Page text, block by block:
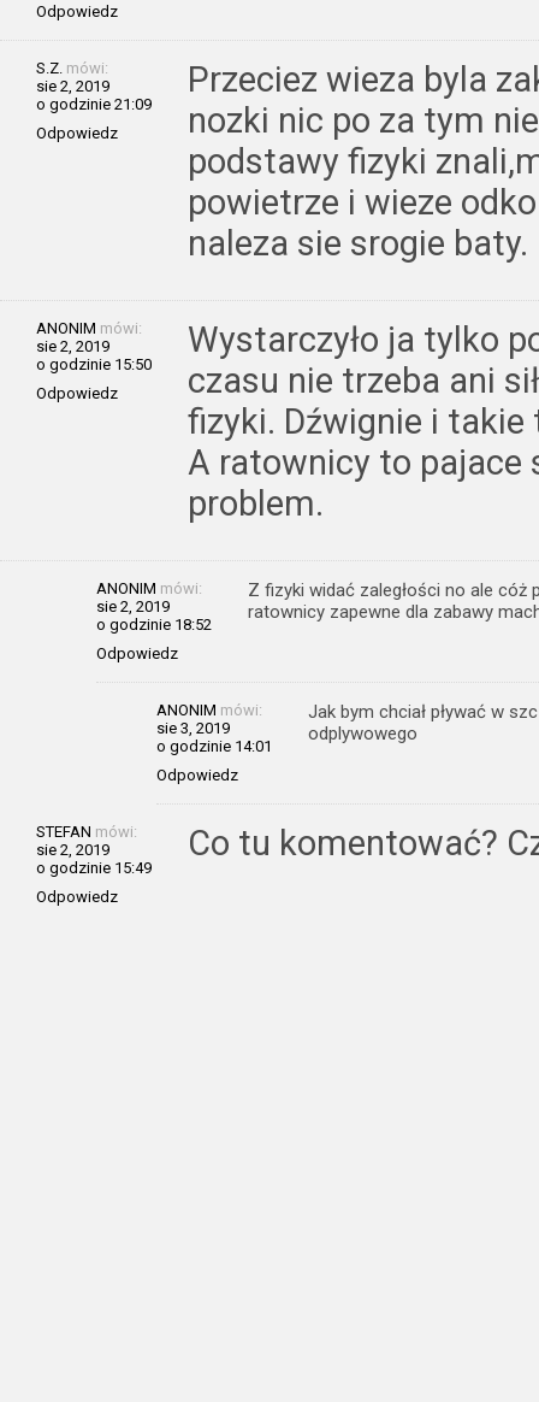
Odpowiedz
S.Z. mówi:
sie 2, 2019
o godzinie 21:09
Odpowiedz
Przeciez wieza byla
nozki nic po za tym
podstawy fizyki
powietrze i wieze
naleza sie srogie baty.
ANONIM mówi:
sie 2, 2019
o godzinie 15:50
Odpowiedz
Wystarczyło ja tylko
czasu nie trzeba ani
fizyki. Dźwignie i takie
A ratownicy to
problem.
ANONIM mówi:
sie 2, 2019
o godzinie 18:52
Odpowiedz
Z fizyki widać zaległości no ale
ratownicy zapewne dla zabawy
ANONIM mówi:
sie 3, 2019
o godzinie 14:01
Odpowiedz
Jak bym chciał pływać w
odplywowego
STEFAN mówi:
sie 2, 2019
o godzinie 15:49
Odpowiedz
Co tu komentować?